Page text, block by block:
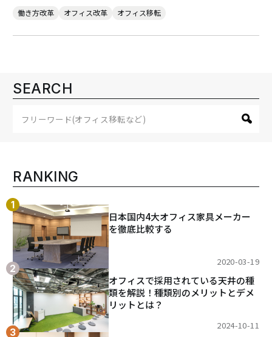
働き方改革 オフィス改革 オフィス移転
SEARCH
RANKING
日本国内4大オフィス家具メーカー
を徹底比較する
2020-03-19
オフィスで採用されている天井の種
類を解説！種類別のメリットとデメ
リットとは？
2024-10-11